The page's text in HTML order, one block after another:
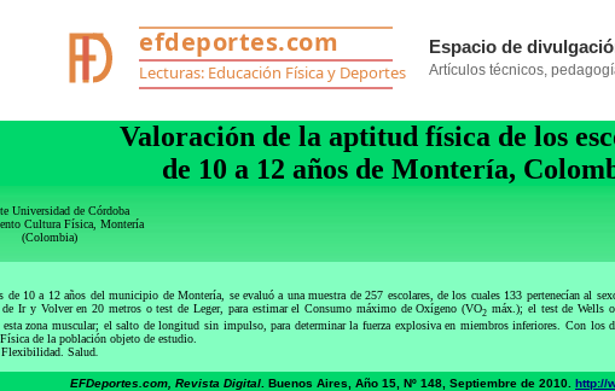
Valoración de la aptitud física de los
de 10 a 12 años de Montería,
Universidad de Córdoba
Cultura Física, Montería
(Colombia)
10 a 12 años del municipio de Montería, se evaluó a una muestra de 257 escolares, de los cuales 133 pertenecían al
Ir y Volver en 20 metros o test de Leger, para estimar el Consumo máximo de Oxígeno (VO2 máx.); el test de Wells
esta zona muscular; el salto de longitud sin impulso, para determinar la fuerza explosiva en miembros inferiores. Con los
de la población objeto de estudio.
Salud.
EFDeportes.com, Revista Digital . Buenos Aires, Año 15, Nº 148, Septiembre de 2010. http://